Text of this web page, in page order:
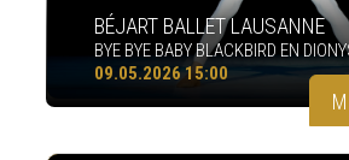
BÉJART BALLET LAUSANNE
BYE BYE BABY BLACKBIRD EN
09.05.2026 15:00